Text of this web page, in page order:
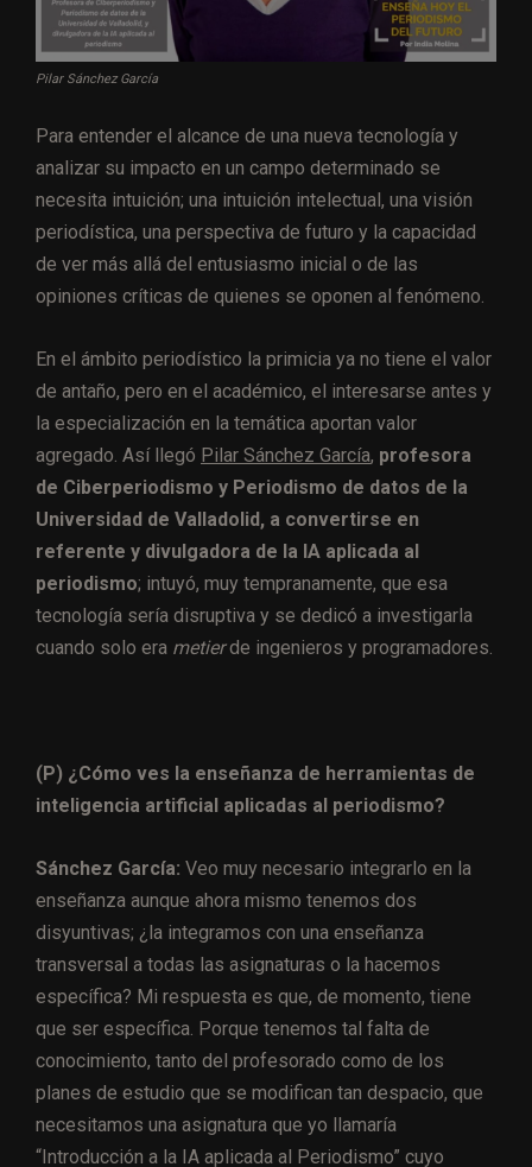
Pilar Sánchez García
Para entender el alcance de una nueva tecnología y
analizar su impacto en un campo determinado se
necesita intuición; una intuición intelectual, una visión
periodística, una perspectiva de futuro y la capacidad
de ver más allá del entusiasmo inicial o de las
opiniones críticas de quienes se oponen al fenómeno.
En el ámbito periodístico la primicia ya no tiene el valor
de antaño, pero en el académico, el interesarse antes y
la especialización en la temática aportan valor
agregado. Así llegó Pilar Sánchez García, profesora
de Ciberperiodismo y Periodismo de datos de la
Universidad de Valladolid, a convertirse en
referente y divulgadora de la IA aplicada al
periodismo; intuyó, muy tempranamente, que esa
tecnología sería disruptiva y se dedicó a investigarla
cuando solo era metierde ingenieros y programadores.
(P) ¿Cómo ves la enseñanza de herramientas de
inteligencia artificial aplicadas al periodismo?
Sánchez García: Veo muy necesario integrarlo en la
enseñanza aunque ahora mismo tenemos dos
disyuntivas; ¿la integramos con una enseñanza
transversal a todas las asignaturas o la hacemos
específica? Mi respuesta es que, de momento, tiene
que ser específica. Porque tenemos tal falta de
conocimiento, tanto del profesorado como de los
planes de estudio que se modifican tan despacio, que
necesitamos una asignatura que yo llamaría
“Introducción a la IA aplicada al Periodismo” cuyo